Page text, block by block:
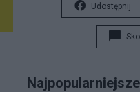
Udostępnij
Najpopularniejsze